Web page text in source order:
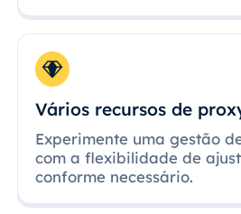
Vários recursos de
Experimente uma gestão
com a flexibilidade de
conforme necessário.